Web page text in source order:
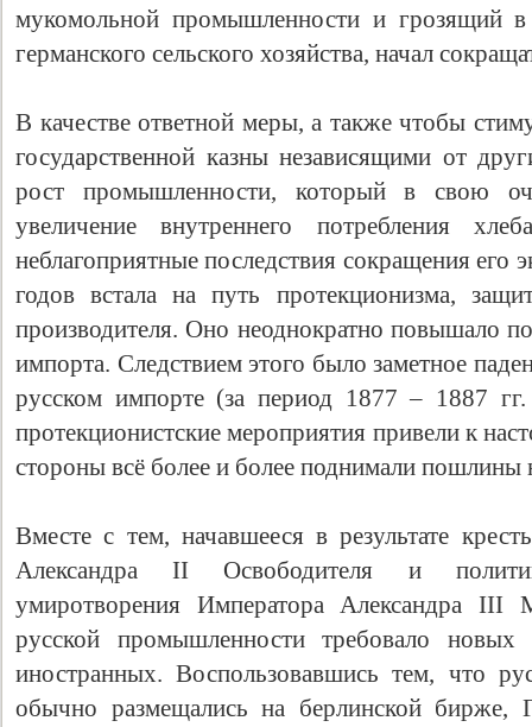
мукомольной промышленности и грозящий
германского сельского хозяйства, начал
В качестве ответной меры, а также чтобы
государственной казны независящими от
рост промышленности, который в свою
увеличение внутреннего потребления
неблагоприятные последствия сокращения его
годов встала на путь протекционизма,
производителя. Оно неоднократно повышало
импорта. Следствием этого было заметное
русском импорте (за период 1877 – 1887
протекционистские мероприятия привели к
стороны всё более и более поднимали пошлины
Вместе с тем, начавшееся в результате
Александра II Освободителя и
умиротворения Императора Александра III
русской промышленности требовало
иностранных. Воспользовавшись тем, что
обычно размещались на берлинской бирже,